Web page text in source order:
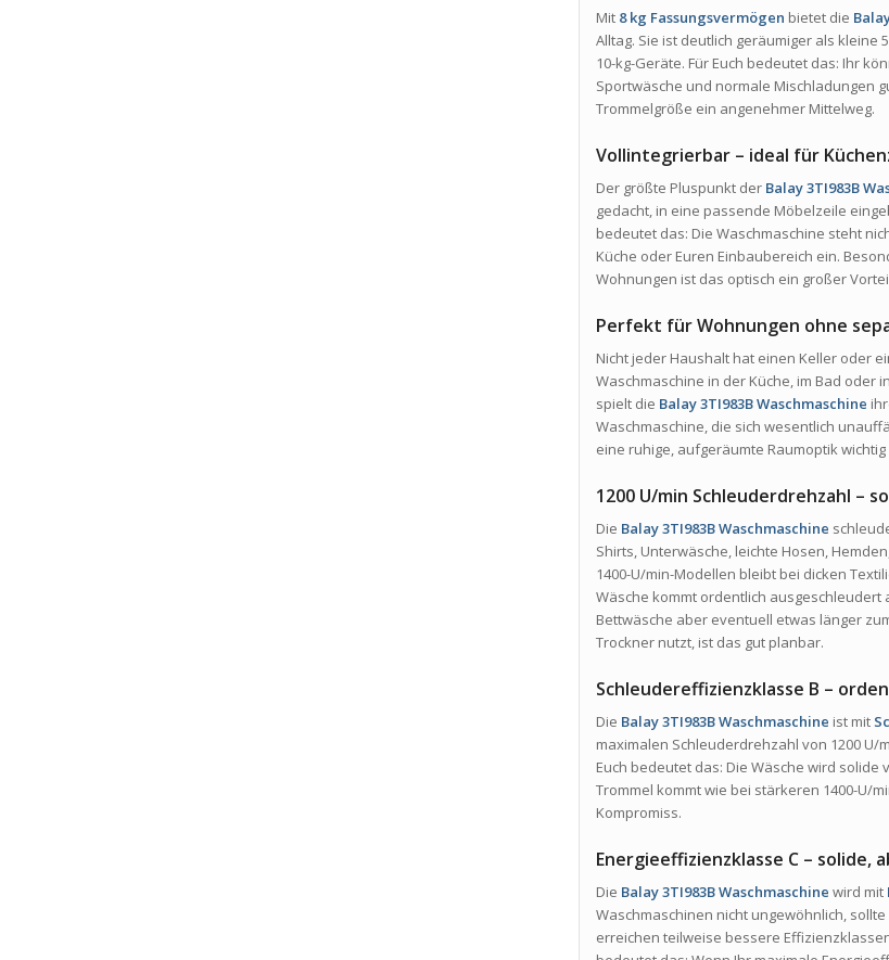
Mit 8 kg Fassungsvermögen bietet die
Alltag. Sie ist deutlich geräumiger als
10-kg-Geräte. Für Euch bedeutet das: Ihr
Sportwäsche und normale Mischladungen
Trommelgröße ein angenehmer Mittelweg.
Vollintegrierbar – ideal für
Der größte Pluspunkt der Balay 3TI983B
gedacht, in eine passende Möbelzeile
bedeutet das: Die Waschmaschine steht
Küche oder Euren Einbaubereich ein.
Wohnungen ist das optisch ein großer
Perfekt für Wohnungen ohne
Nicht jeder Haushalt hat einen Keller oder
Waschmaschine in der Küche, im Bad
spielt die Balay 3TI983B Waschmaschine
Waschmaschine, die sich wesentlich
eine ruhige, aufgeräumte Raumoptik
1200 U/min Schleuderdrehzahl –
Die Balay 3TI983B Waschmaschine
Shirts, Unterwäsche, leichte Hosen,
1400-U/min-Modellen bleibt bei dicken
Wäsche kommt ordentlich ausgeschleudert
Bettwäsche aber eventuell etwas länger
Trockner nutzt, ist das gut planbar.
Schleudereffizienzklasse B –
Die Balay 3TI983B Waschmaschine ist mit
maximalen Schleuderdrehzahl von 1200
Euch bedeutet das: Die Wäsche wird
Trommel kommt wie bei stärkeren 1400-U/
Kompromiss.
Energieeffizienzklasse C – solide,
Die Balay 3TI983B Waschmaschine wird mit
Waschmaschinen nicht ungewöhnlich,
erreichen teilweise bessere